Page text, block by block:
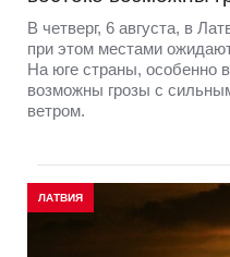
В четверг, 6 августа, в
при этом местами
На юге страны, особенно
возможны грозы с
ветром.
ЛАТВИЯ